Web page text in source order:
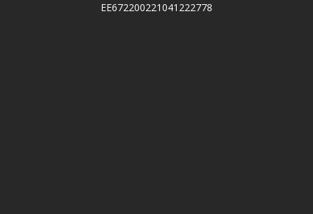
EE672200221041222778